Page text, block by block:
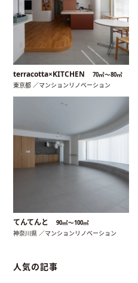
terracotta×KITCHEN 70㎡〜80㎡
東京都 ／マンションリノベーション
てんてんと 90㎡〜100㎡
神奈川県 ／マンションリノベーション
人気の記事